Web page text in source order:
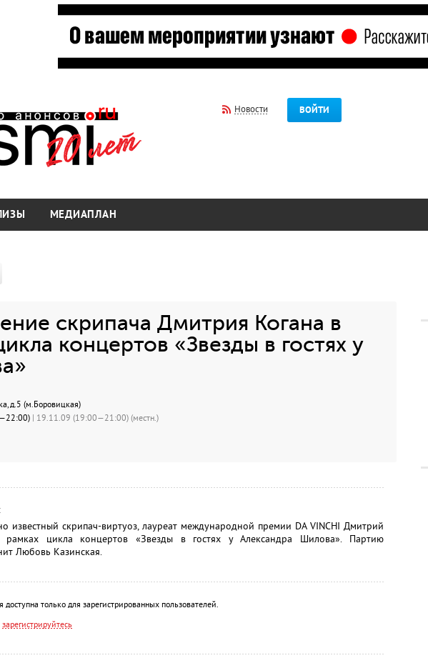
Новости ВОЙТИ
МЕДИАПЛАН
скрипача Дмитрия Когана в
концертов «Звезды в гостях у
д.5 (м.Боровицкая)
| 19.11.09 (19:00—21:00) (местн.)
известный скрипач-виртуоз, лауреат международной премии DA VINCHI Дмитрий
рамках цикла концертов «Звезды в гостях у Александра Шилова». Партию
Любовь Казинская.
только для зарегистрированных пользователей.
зарегистрируйтесь